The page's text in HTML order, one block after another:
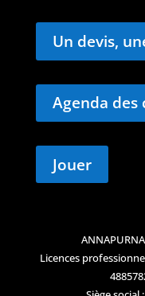
Un devis,
Agenda des
Jouer
Licences